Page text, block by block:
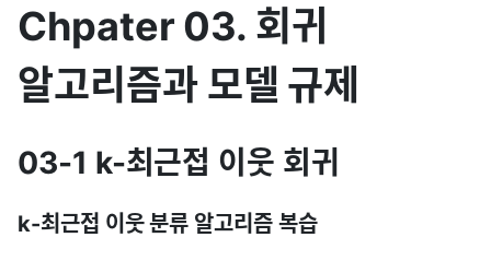
Chpater 03. 회귀
알고리즘과 모델 규제
03-1 k-최근접 이웃 회귀
k-최근접 이웃 분류 알고리즘 복습